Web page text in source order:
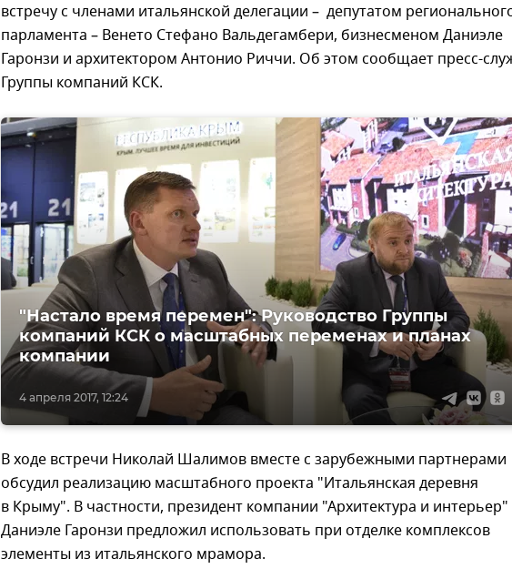
встречу с членами итальянской делегации – депутатом
парламента – Венето Стефано Вальдегамбери, бизнесменом Даниэле
Гаронзи и архитектором Антонио Риччи. Об этом сообщает пресс-
Группы компаний КСК.
4 апреля 2017, 12:24
"Настало время перемен": Руководство Группы
компаний КСК о масштабных переменах и планах
компании
В ходе встречи Николай Шалимов вместе с зарубежными партнерами
обсудил реализацию масштабного проекта "Итальянская деревня
в Крыму". В частности, президент компании "Архитектура и интерьер"
Даниэле Гаронзи предложил использовать при отделке комплексов
элементы из итальянского мрамора.